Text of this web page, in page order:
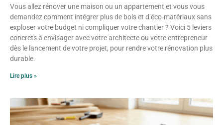
Vous allez rénover une maison ou un appartement et vous vous
demandez comment intégrer plus de bois et d’éco-matériaux sans
exploser votre budget ni compliquer votre chantier ? Voici 5 leviers
concrets à envisager avec votre architecte ou votre entrepreneur
dès le lancement de votre projet, pour rendre votre rénovation plus
durable.
Lire plus »